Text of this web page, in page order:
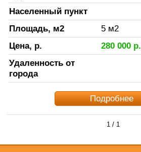
Населенный пункт
Площадь, м2
5 м2
Цена, р.
280 000р.
Удаленность от
города
Подробнее
1 / 1